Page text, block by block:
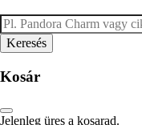
Kosár
Jelenleg üres a kosarad.